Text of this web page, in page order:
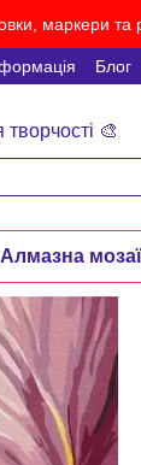
маркери та
Блог
🎨
Алмазна